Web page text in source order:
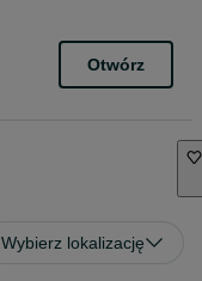
Otwórz
Wybierz lokalizację